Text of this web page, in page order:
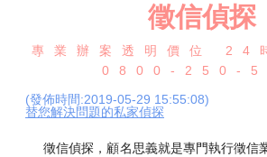
徵信偵探
專業辦案透明價位 24
0800-250-
(發佈時間:2019-05-29 15:55:08)
替您解決問題的私家偵探
徵信偵探，顧名思義就是專門執行徵信